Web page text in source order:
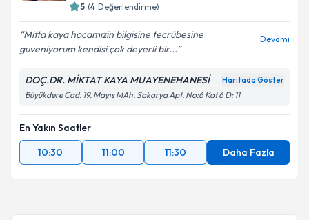
Kişisel verilerimin işlenmesine ilişkin
kapsamda işlenmesini kabul ediyorum.
5 (4 Değerlendirme)
Mitta kaya hocamızin bilgisine tecrübesine
guveniyorum kendisi çok deyerli bir...
Devamı
DOÇ.DR. MİKTAT KAYA MUAYENEHANESİ Haritada Göster
Büyükdere Cad. 19. Mayıs MAh. Sakarya Apt. No:6 Kat 6 D: 11
En Yakın Saatler
10:30
11:00 11:30 Daha Fazla